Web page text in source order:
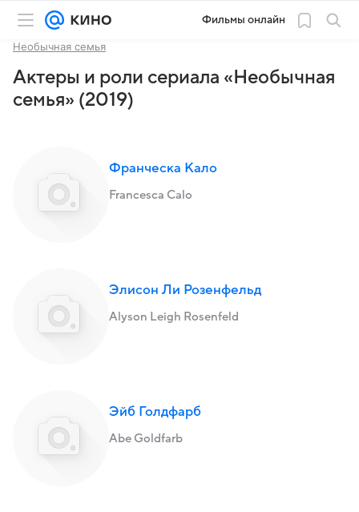
Фильмы онлайн
Необычная семья
Актеры и роли сериала «Необычная
семья» (2019)
Франческа Кало
Francesca Calo
Элисон Ли Розенфельд
Alyson Leigh Rosenfeld
Эйб Голдфарб
Abe Goldfarb